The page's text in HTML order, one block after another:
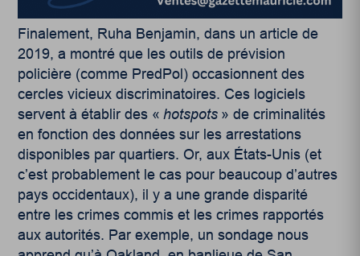
Finalement, Ruha Benjamin, dans un article de
2019, a montré que les outils de prévision
policière (comme PredPol) occasionnent des
cercles vicieux discriminatoires. Ces logiciels
servent à établir des «hotspots » de criminalités
en fonction des données sur les arrestations
disponibles par quartiers. Or, aux États-Unis (et
c’est probablement le cas pour beaucoup d’autres
pays occidentaux), il y a une grande disparité
entre les crimes commis et les crimes rapportés
aux autorités. Par exemple, un sondage nous